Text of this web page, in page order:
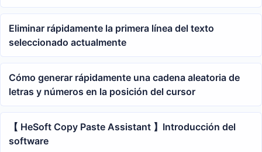
Eliminar rápidamente la primera línea del texto
seleccionado actualmente
Cómo generar rápidamente una cadena aleatoria de
letras y números en la posición del cursor
【 HeSoft Copy Paste Assistant 】Introducción del
software